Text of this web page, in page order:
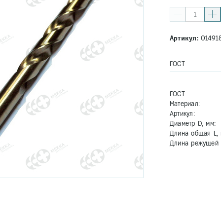
Артикул:
ГОСТ
ГОСТ
Материал:
Артикул:
Диаметр D, мм:
Длина общая L,
Длина режущей